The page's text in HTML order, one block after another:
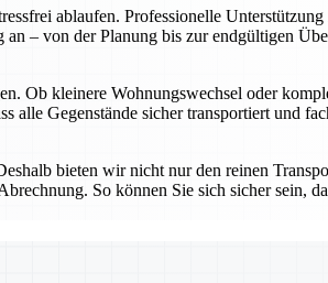
ablaufen. Professionelle Unterstützung
– von der Planung bis zur endgültigen
Ob kleinere Wohnungswechsel oder
alle Gegenstände sicher transportiert und
bieten wir nicht nur den reinen
So können Sie sich sicher sein,